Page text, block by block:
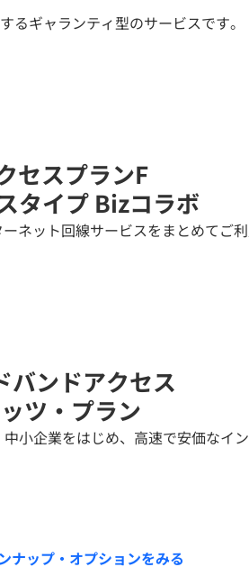
ギャランティ型のサービスです。
セスプランF
タイプ Bizコラボ
ネット回線サービスをまとめてご
バンドアクセス
ツ・プラン
小企業をはじめ、高速で安価なイ
ナップ・オプションをみる